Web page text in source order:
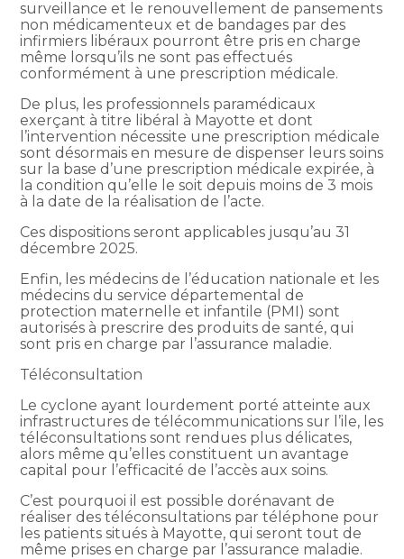
surveillance et le renouvellement de pansements
non médicamenteux et de bandages par des
infirmiers libéraux pourront être pris en charge
même lorsqu’ils ne sont pas effectués
conformément à une prescription médicale.
De plus, les professionnels paramédicaux
exerçant à titre libéral à Mayotte et dont
l’intervention nécessite une prescription médicale
sont désormais en mesure de dispenser leurs soins
sur la base d’une prescription médicale expirée, à
la condition qu’elle le soit depuis moins de 3 mois
à la date de la réalisation de l’acte.
Ces dispositions seront applicables jusqu’au 31
décembre 2025.
Enfin, les médecins de l’éducation nationale et les
médecins du service départemental de
protection maternelle et infantile (PMI) sont
autorisés à prescrire des produits de santé, qui
sont pris en charge par l’assurance maladie.
Téléconsultation
Le cyclone ayant lourdement porté atteinte aux
infrastructures de télécommunications sur l’ile, les
téléconsultations sont rendues plus délicates,
alors même qu’elles constituent un avantage
capital pour l’efficacité de l’accès aux soins.
C’est pourquoi il est possible dorénavant de
réaliser des téléconsultations par téléphone pour
les patients situés à Mayotte, qui seront tout de
même prises en charge par l’assurance maladie.